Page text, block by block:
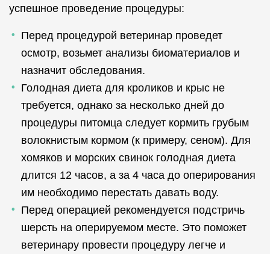
успешное проведение процедуры:
Перед процедурой ветеринар проведет
осмотр, возьмет анализы биоматериалов и
назначит обследования.
Голодная диета для кроликов и крыс не
требуется, однако за несколько дней до
процедуры питомца следует кормить грубым
волокнистым кормом (к примеру, сеном). Для
хомяков и морских свинок голодная диета
длится 12 часов, а за 4 часа до оперирования
им необходимо перестать давать воду.
Перед операцией рекомендуется подстричь
шерсть на оперируемом месте. Это поможет
ветеринару провести процедуру легче и